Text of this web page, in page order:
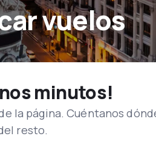
vuelos
minutos!
la página. Cuéntanos
resto.